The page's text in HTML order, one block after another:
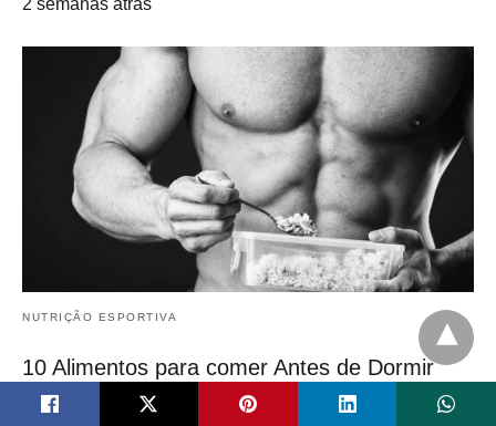
2 semanas atrás
NUTRIÇÃO ESPORTIVA
10 Alimentos para comer Antes de Dormir
(para Hipertrofia)